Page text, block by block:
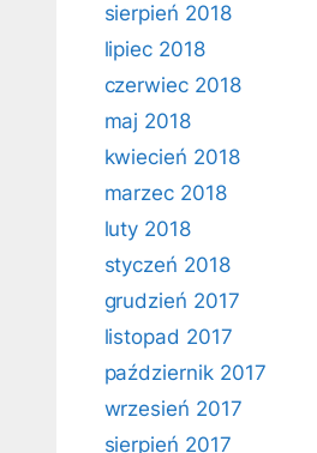
sierpień 2018
lipiec 2018
czerwiec 2018
maj 2018
kwiecień 2018
marzec 2018
luty 2018
styczeń 2018
grudzień 2017
listopad 2017
październik 2017
wrzesień 2017
sierpień 2017